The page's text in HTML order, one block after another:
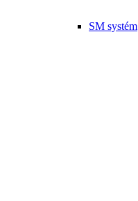
SM systém